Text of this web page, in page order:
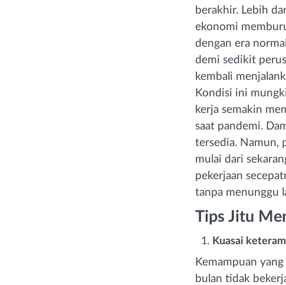
berakhir. Lebih
ekonomi
dengan era
demi sedikit
kembali
Kondisi ini
kerja semakin
saat pandemi.
tersedia. Namun,
mulai dari
pekerjaan
tanpa menunggu
Tips Jitu
Kuasai
Kemampuan
bulan tidak